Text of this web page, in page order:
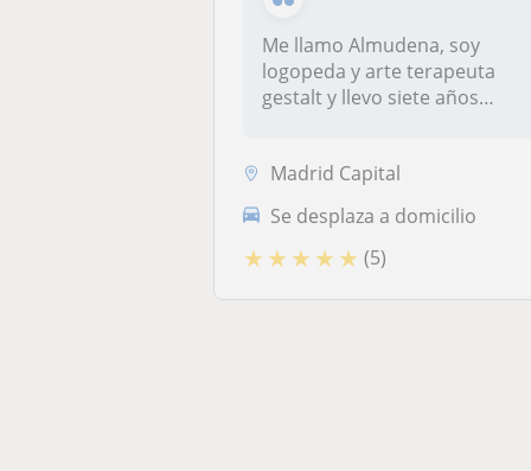
Me llamo Almudena, soy
logopeda y arte terapeuta
gestalt y llevo siete años
Madrid Capital
Se desplaza a domicilio
★ ★ ★ ★ ★ (5)